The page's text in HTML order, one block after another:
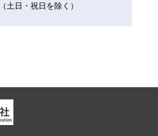
土日・祝日を除く）